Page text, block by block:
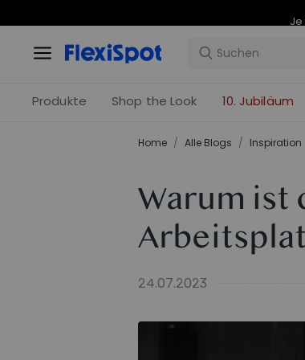
Produkte Shop the Look 10. Jubiläum
Home / Alle Blogs / Inspiration
Warum ist
24.07.2023